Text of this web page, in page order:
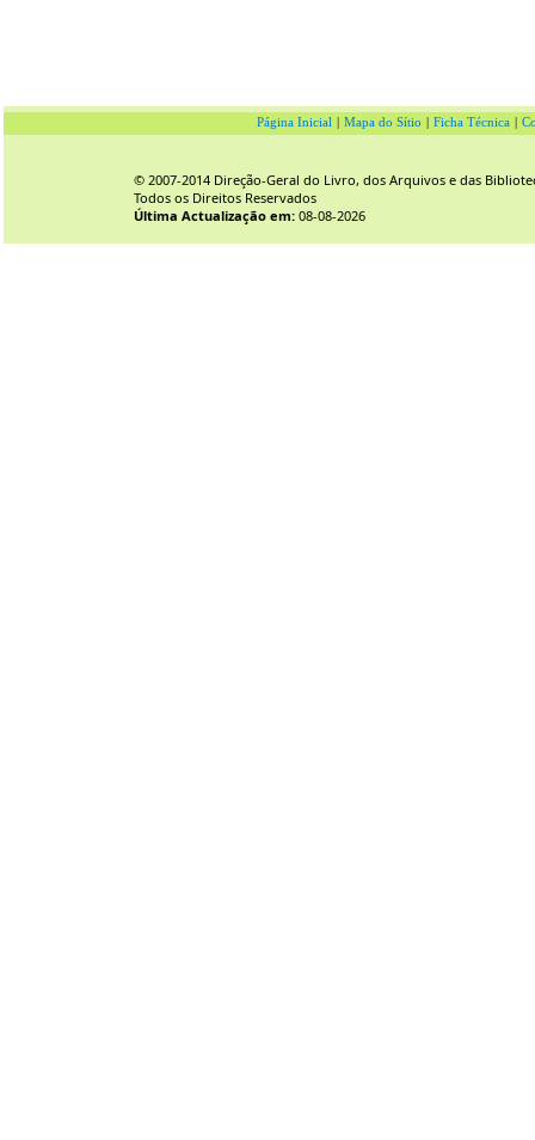
Página Inicial Mapa do Sítio Ficha Técnica
© 2007-2014 Direção-Geral do Livro, dos Arquivos e das
Todos os Direitos Reservados
Última Actualização em: 08-08-2026